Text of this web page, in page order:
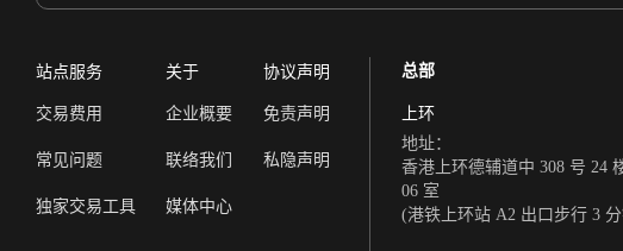
站点服务
交易费用
常见问题
独家交易工具
关于
企业概要
联络我们
媒体中心
协议声明
免责声明
私隐声明
总部
上环
地址：
香港上环德辅道中 308 号 24
06 室
(港铁上环站 A2 出口步行 3